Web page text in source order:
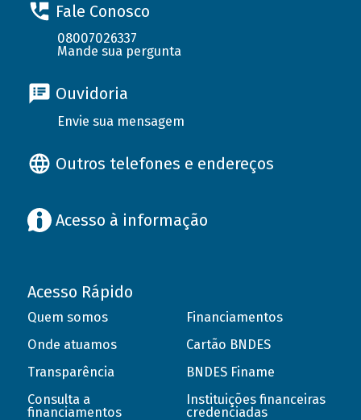
Fale Conosco
08007026337
Mande sua pergunta
Ouvidoria
Envie sua mensagem
Outros telefones e endereços
Acesso à informação
Acesso Rápido
Quem somos
Onde atuamos
Transparência
Consulta a
financiamentos
Financiamentos
Cartão BNDES
BNDES Finame
Instituições financeiras
credenciadas